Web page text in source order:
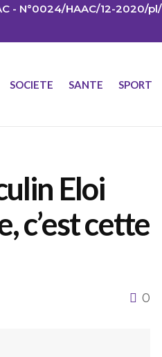
- N°0024/HAAC/12-2020/
SOCIETE SANTE SPORT
Eloi
c’est cette
0